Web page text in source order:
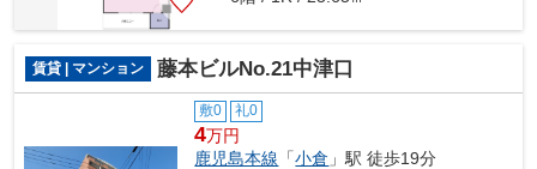
賃貸 | マンション 藤本ビルNo.21中津口
敷0 礼0
4万円
鹿児島本線 「小倉 」駅 徒歩19分